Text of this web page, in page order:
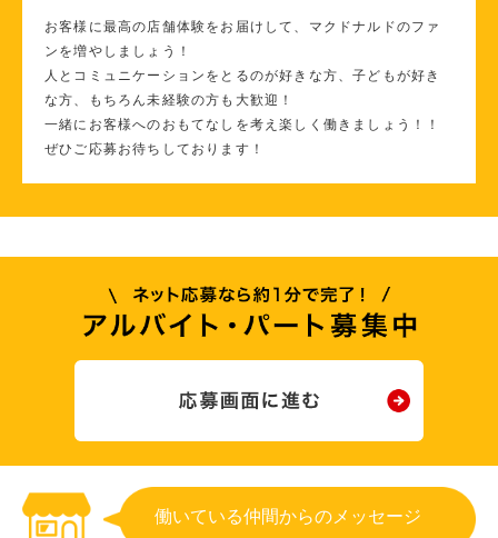
お客様に最高の店舗体験をお届けして、マクドナルドのファ
ンを増やしましょう！
人とコミュニケーションをとるのが好きな方、子どもが好き
な方、もちろん未経験の方も大歓迎！
一緒にお客様へのおもてなしを考え楽しく働きましょう！！
ぜひご応募お待ちしております！
働いている仲間からのメッセージ